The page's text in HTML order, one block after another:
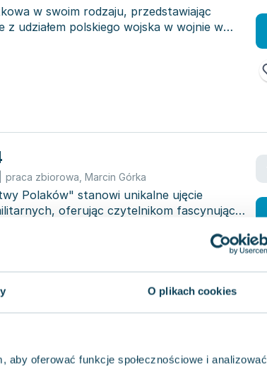
O plikach cookies
oferować funkcje społecznościowe i analizować
w swoim rodzaju, przedstawiając
z udziałem polskiego wojska w wojnie w
praca zbiorowa Marcin Górka
Polaków" stanowi unikalne ujęcie
oferując czytelnikom fascynującą